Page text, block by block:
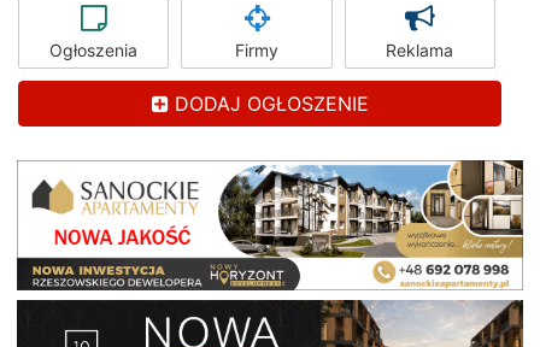
Ogłoszenia Firmy Reklama
DODAJ OGŁOSZENIE